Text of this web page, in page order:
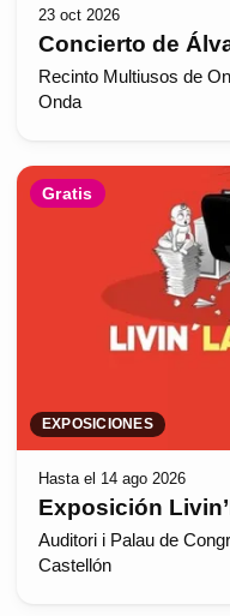
23 oct 2026
Concierto de
Recinto Multiusos de
Onda
Gratis
EXPOSICIONES
Hasta el 14 ago 2026
Exposición
Auditori i Palau de
Castellón